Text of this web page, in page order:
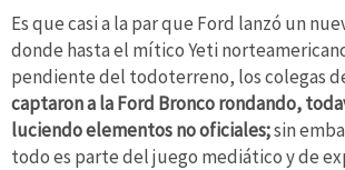
Es que casi a la par que Ford lanzó un
donde hasta el mítico Yeti
pendiente del todoterreno, los colegas
captaron a la Ford Bronco rondando,
luciendo elementos no oficiales;sin
todo es parte del juego mediático y de